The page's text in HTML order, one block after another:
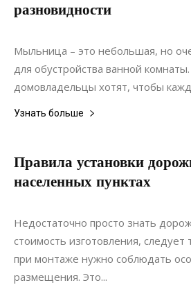
разновидности
26.08.2019
Мыльница – это небольшая, но
для обустройства ванной
домовладельцы хотят, чтобы
Узнать больше
Правила установки
населенных пунктах
09.04.2020
Недостаточно просто знать
стоимость изготовления, следует
при монтаже нужно соблюдать
размещения. Это...